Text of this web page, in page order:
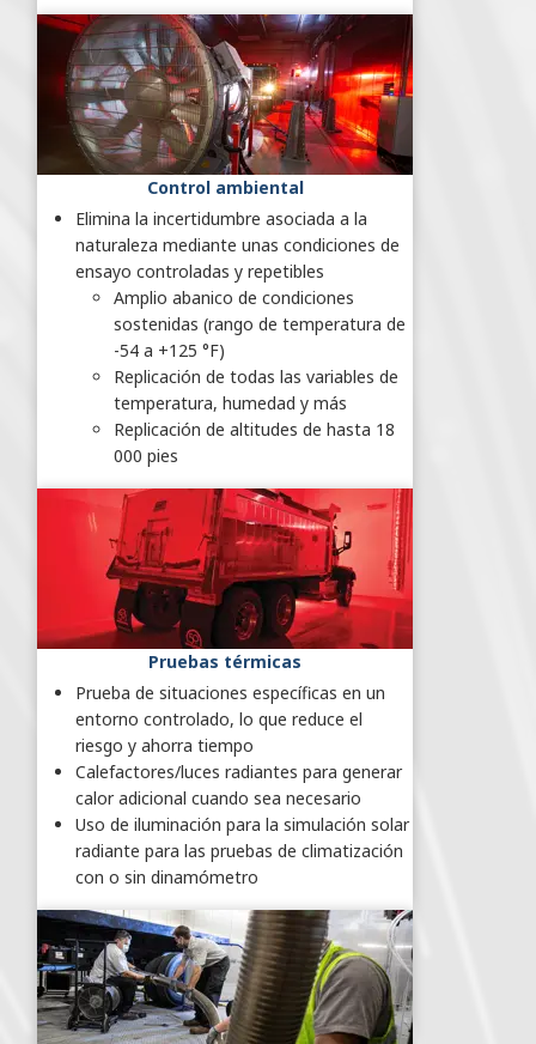
Control ambiental
Elimina la incertidumbre asociada a la
naturaleza mediante unas condiciones de
ensayo controladas y repetibles
Amplio abanico de condiciones
sostenidas (rango de temperatura de
-54 a +125 °F)
Replicación de todas las variables de
temperatura, humedad y más
Replicación de altitudes de hasta 18
000 pies
Pruebas térmicas
Prueba de situaciones específicas en un
entorno controlado, lo que reduce el
riesgo y ahorra tiempo
Calefactores/luces radiantes para generar
calor adicional cuando sea necesario
Uso de iluminación para la simulación solar
radiante para las pruebas de climatización
con o sin dinamómetro